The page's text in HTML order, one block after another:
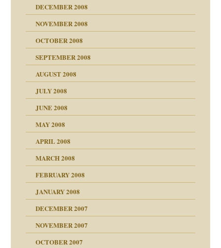
DECEMBER 2008
NOVEMBER 2008
OCTOBER 2008
SEPTEMBER 2008
AUGUST 2008
JULY 2008
Juni 2008
JUNE 2008
und Staat
MAY 2008
APRIL 2008
MARCH 2008
FEBRUARY 2008
JANUARY 2008
DECEMBER 2007
NOVEMBER 2007
OCTOBER 2007